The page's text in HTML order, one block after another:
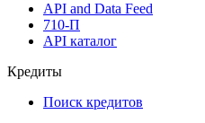
API and Data Feed
710-П
API каталог
Кредиты
Поиск кредитов